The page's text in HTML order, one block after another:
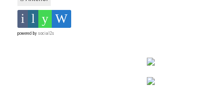
powered by social2s